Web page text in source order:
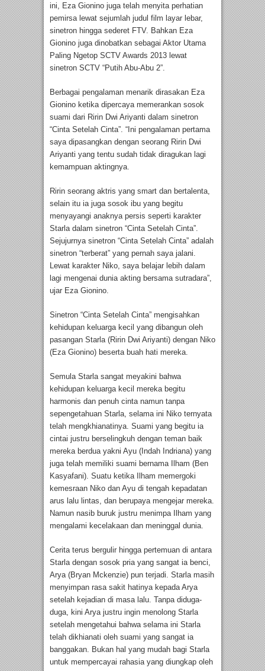
ini, Eza Gionino juga telah menyita perhatian
pemirsa lewat sejumlah judul film layar lebar,
sinetron hingga sederet FTV. Bahkan Eza
Gionino juga dinobatkan sebagai Aktor Utama
Paling Ngetop SCTV Awards 2013 lewat
sinetron SCTV “Putih Abu-Abu 2”.
Berbagai pengalaman menarik dirasakan Eza
Gionino ketika dipercaya memerankan sosok
suami dari Ririn Dwi Ariyanti dalam sinetron
“Cinta Setelah Cinta”. “Ini pengalaman pertama
saya dipasangkan dengan seorang Ririn Dwi
Ariyanti yang tentu sudah tidak diragukan lagi
kemampuan aktingnya.
Ririn seorang aktris yang smart dan bertalenta,
selain itu ia juga sosok ibu yang begitu
menyayangi anaknya persis seperti karakter
Starla dalam sinetron “Cinta Setelah Cinta”.
Sejujurnya sinetron “Cinta Setelah Cinta” adalah
sinetron “terberat” yang pernah saya jalani.
Lewat karakter Niko, saya belajar lebih dalam
lagi mengenai dunia akting bersama sutradara”,
ujar Eza Gionino.
Sinetron “Cinta Setelah Cinta” mengisahkan
kehidupan keluarga kecil yang dibangun oleh
pasangan Starla (Ririn Dwi Ariyanti) dengan Niko
(Eza Gionino) beserta buah hati mereka.
Semula Starla sangat meyakini bahwa
kehidupan keluarga kecil mereka begitu
harmonis dan penuh cinta namun tanpa
sepengetahuan Starla, selama ini Niko ternyata
telah mengkhianatinya. Suami yang begitu ia
cintai justru berselingkuh dengan teman baik
mereka berdua yakni Ayu (Indah Indriana) yang
juga telah memiliki suami bernama Ilham (Ben
Kasyafani). Suatu ketika Ilham memergoki
kemesraan Niko dan Ayu di tengah kepadatan
arus lalu lintas, dan berupaya mengejar mereka.
Namun nasib buruk justru menimpa Ilham yang
mengalami kecelakaan dan meninggal dunia.
Cerita terus bergulir hingga pertemuan di antara
Starla dengan sosok pria yang sangat ia benci,
Arya (Bryan Mckenzie) pun terjadi. Starla masih
menyimpan rasa sakit hatinya kepada Arya
setelah kejadian di masa lalu. Tanpa diduga-
duga, kini Arya justru ingin menolong Starla
setelah mengetahui bahwa selama ini Starla
telah dikhianati oleh suami yang sangat ia
banggakan. Bukan hal yang mudah bagi Starla
untuk mempercayai rahasia yang diungkap oleh